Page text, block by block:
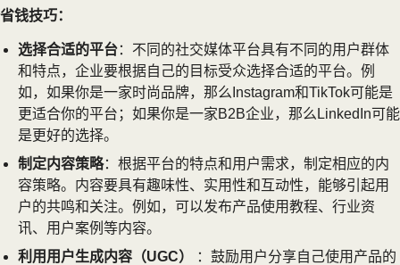
省钱技巧：
选择合适的平台：不同的社交媒体平台具有不同的用户群体
和特点，企业要根据自己的目标受众选择合适的平台。例
如，如果你是一家时尚品牌，那么Instagram和TikTok可能是
更适合你的平台；如果你是一家B2B企业，那么LinkedIn可能
是更好的选择。
制定内容策略：根据平台的特点和用户需求，制定相应的内
容策略。内容要具有趣味性、实用性和互动性，能够引起用
户的共鸣和关注。例如，可以发布产品使用教程、行业资
讯、用户案例等内容。
利用用户生成内容（UGC）
：鼓励用户分享自己使用产品的